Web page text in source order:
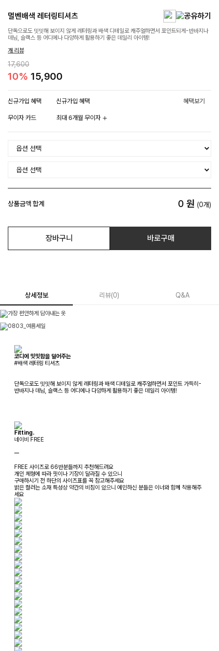
멀벤배색 레터링티셔츠
단독으로도 밋밋해 보이지 않게 레터링과 배색 디테일로 캐주얼하면서 포인트되게-반바지나
데님, 슬랙스 등 어디에나 다양하게 활용하기 좋은 데일리 아이템!
개 리뷰
17,600
10% 15,900
신규가입 혜택 신규가입 혜택 혜택보기
무이자 카드 최대 6개월 무이자
상품금액 합계 0 원 (0개)
장바구니 바로구매
상세정보 리뷰(0) Q&A
코디에 밋밋함을 덜어주는
#배색 레터링 티셔츠
단독으로도 밋밋해 보이지 않게 레터링과 배색 디테일로 캐주얼하면서 포인트 가득히-
반바지나 데님, 슬랙스 등 어디에나 다양하게 활용하기 좋은 데일리 아이템!
Fitting.
네이비 FREE
ㅡ
FREE 사이즈로 66반분들까지 추천해드려요
개인 체형에 따라 핏이나 기장이 달라질 수 있으니
구매하시기 전 하단의 사이즈표를 꼭 참고해주세요
밝은 컬러는 소재 특성상 약간의 비침이 있으니 예민하신 분들은 이너와 함께 착용해주
세요